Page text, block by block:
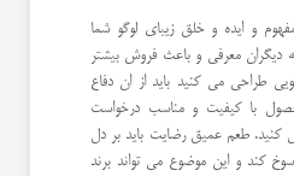
و ایده و خلق زیبای لوگو شما
دیگران معرفی و باعث فروش بیشتر
طراحی می کنید باید از ان دفاع
محصول با کیفیت و مناسب درخواست
کنید. طعم عمیق رضایت باید بر دل
کند و این موضوع می تواند برند